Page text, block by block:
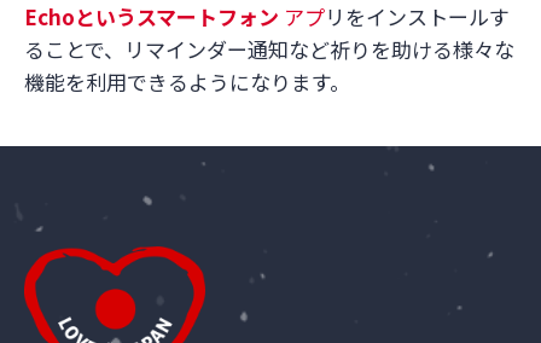
Echoというスマートフォン アプリをインストールす
ることで、リマインダー通知など祈りを助ける様々な
機能を利用できるようになります。